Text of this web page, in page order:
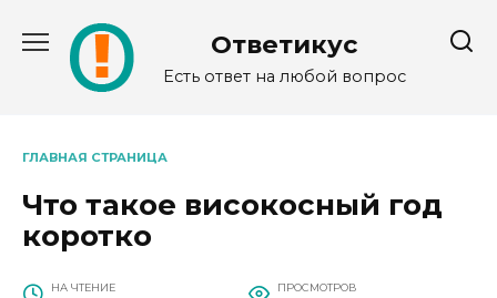
содержанию
Ответикус
Есть ответ на любой вопрос
ГЛАВНАЯ СТРАНИЦА
Что такое високосный год
коротко
НА ЧТЕНИЕ ПРОСМОТРОВ